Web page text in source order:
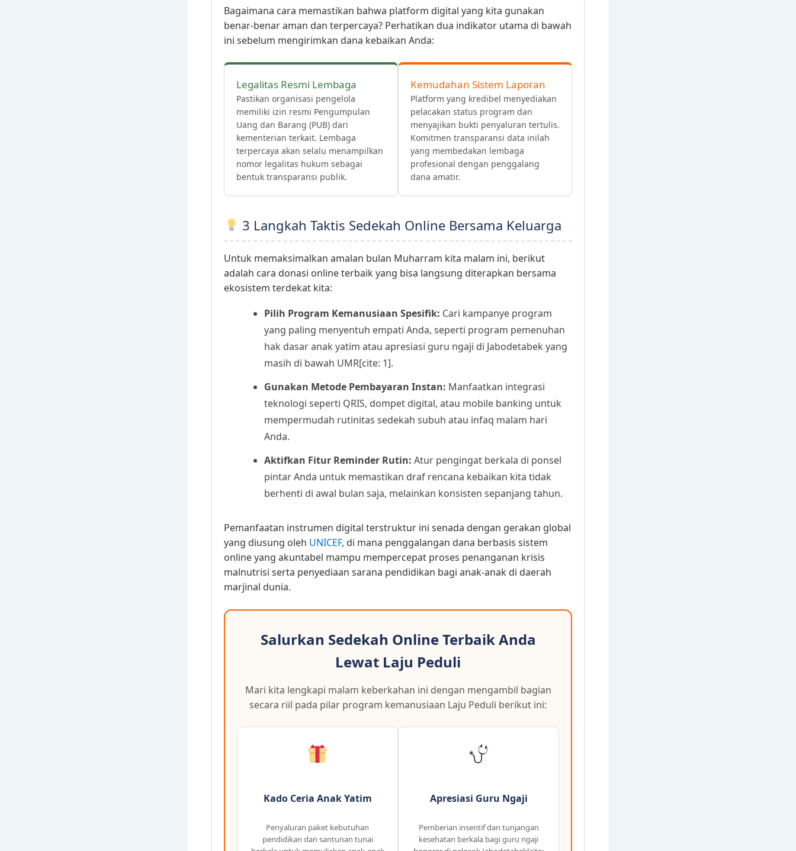
Bagaimana cara memastikan bahwa platform digital yang kita gunakan
benar-benar aman dan terpercaya? Perhatikan dua indikator utama di bawah
ini sebelum mengirimkan dana kebaikan Anda:
Legalitas Resmi Lembaga
Pastikan organisasi pengelola
memiliki izin resmi Pengumpulan
Uang dan Barang (PUB) dari
kementerian terkait. Lembaga
terpercaya akan selalu menampilkan
nomor legalitas hukum sebagai
bentuk transparansi publik.
Kemudahan Sistem Laporan
Platform yang kredibel menyediakan
pelacakan status program dan
menyajikan bukti penyaluran tertulis.
Komitmen transparansi data inilah
yang membedakan lembaga
profesional dengan penggalang
dana amatir.
3 Langkah Taktis Sedekah Online Bersama Keluarga
Untuk memaksimalkan amalan bulan Muharram kita malam ini, berikut
adalah cara donasi online terbaik yang bisa langsung diterapkan bersama
ekosistem terdekat kita:
Pilih Program Kemanusiaan Spesifik: Cari kampanye program
yang paling menyentuh empati Anda, seperti program pemenuhan
hak dasar anak yatim atau apresiasi guru ngaji di Jabodetabek yang
masih di bawah UMR[cite: 1].
Gunakan Metode Pembayaran Instan: Manfaatkan integrasi
teknologi seperti QRIS, dompet digital, atau mobile banking untuk
mempermudah rutinitas sedekah subuh atau infaq malam hari
Anda.
Aktifkan Fitur Reminder Rutin: Atur pengingat berkala di ponsel
pintar Anda untuk memastikan draf rencana kebaikan kita tidak
berhenti di awal bulan saja, melainkan konsisten sepanjang tahun.
Pemanfaatan instrumen digital terstruktur ini senada dengan gerakan global
yang diusung oleh UNICEF, di mana penggalangan dana berbasis sistem
online yang akuntabel mampu mempercepat proses penanganan krisis
malnutrisi serta penyediaan sarana pendidikan bagi anak-anak di daerah
marjinal dunia.
Salurkan Sedekah Online Terbaik Anda
Lewat Laju Peduli
Mari kita lengkapi malam keberkahan ini dengan mengambil bagian
secara riil pada pilar program kemanusiaan Laju Peduli berikut ini:
Kado Ceria Anak Yatim
Penyaluran paket kebutuhan
pendidikan dan santunan tunai
Apresiasi Guru Ngaji
Pemberian insentif dan tunjangan
kesehatan berkala bagi guru ngaji